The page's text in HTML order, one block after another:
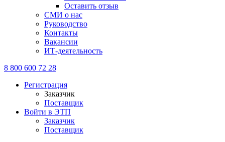
Оставить отзыв
СМИ о нас
Руководство
Контакты
Вакансии
ИТ-деятельность
8 800 600 72 28
Регистрация
Заказчик
Поставщик
Войти в ЭТП
Заказчик
Поставщик